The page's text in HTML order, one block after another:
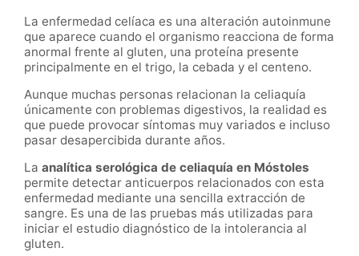
La enfermedad celíaca es una alteración autoinmune
que aparece cuando el organismo reacciona de forma
anormal frente al gluten, una proteína presente
principalmente en el trigo, la cebada y el centeno.
Aunque muchas personas relacionan la celiaquía
únicamente con problemas digestivos, la realidad es
que puede provocar síntomas muy variados e incluso
pasar desapercibida durante años.
La analítica serológica de celiaquía en Móstoles
permite detectar anticuerpos relacionados con esta
enfermedad mediante una sencilla extracción de
sangre. Es una de las pruebas más utilizadas para
iniciar el estudio diagnóstico de la intolerancia al
gluten.